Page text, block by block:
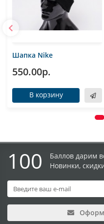
Шапка Nike
550.00р.
В корзину
100
Баллов дарим
Новинки,